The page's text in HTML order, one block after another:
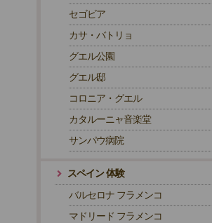
セゴビア
カサ・バトリョ
グエル公園
グエル邸
コロニア・グエル
カタルーニャ音楽堂
サンパウ病院
スペイン 体験
バルセロナ フラメンコ
マドリード フラメンコ